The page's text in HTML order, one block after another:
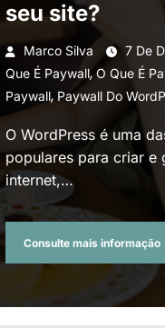
seu site?
Marco Silva 7 De
Que É Paywall,O Que É
Paywall, Paywall Do
O WordPress é uma
populares para criar e
internet,…
Consulte mais informação